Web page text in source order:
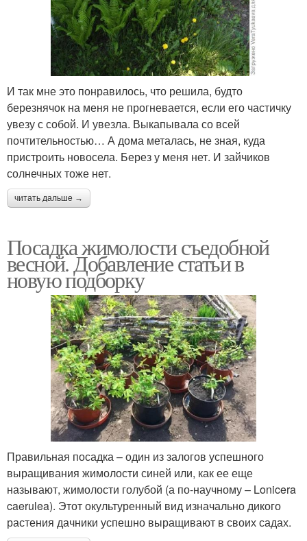
И так мне это понравилось, что решила, будто
березнячок на меня не прогневается, если его частичку
увезу с собой. И увезла. Выкапывала со всей
почтительностью… А дома металась, не зная, куда
пристроить новосела. Берез у меня нет. И зайчиков
солнечных тоже нет.
читать дальше →
Посадка жимолости съедобной
весной. Добавление статьи в
новую подборку
Правильная посадка – один из залогов успешного
выращивания жимолости синей или, как ее еще
называют, жимолости голубой (а по-научному – Lonicera
caerulea). Этот окультуренный вид изначально дикого
растения дачники успешно выращивают в своих садах.